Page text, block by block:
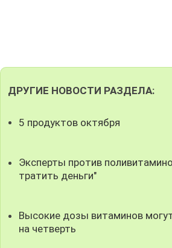
ДРУГИЕ НОВОСТИ РАЗДЕЛА:
5 продуктов октября
Эксперты против
тратить деньги"
Высокие дозы витаминов
на четверть